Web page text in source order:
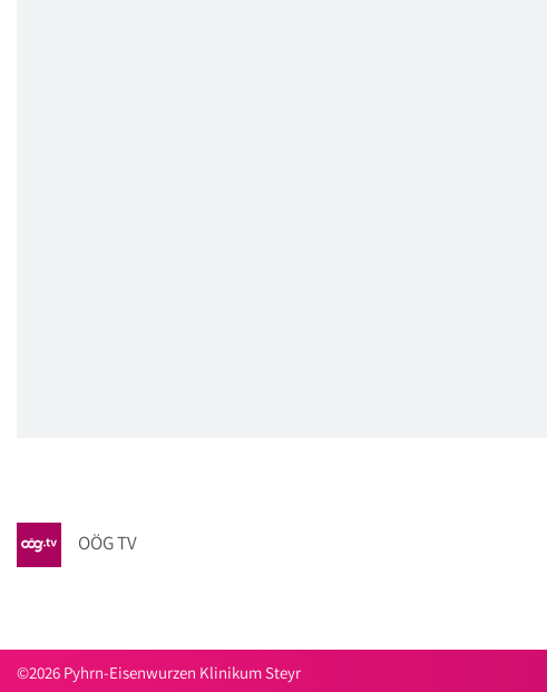
OÖG TV
©2026 Pyhrn-Eisenwurzen Klinikum Steyr